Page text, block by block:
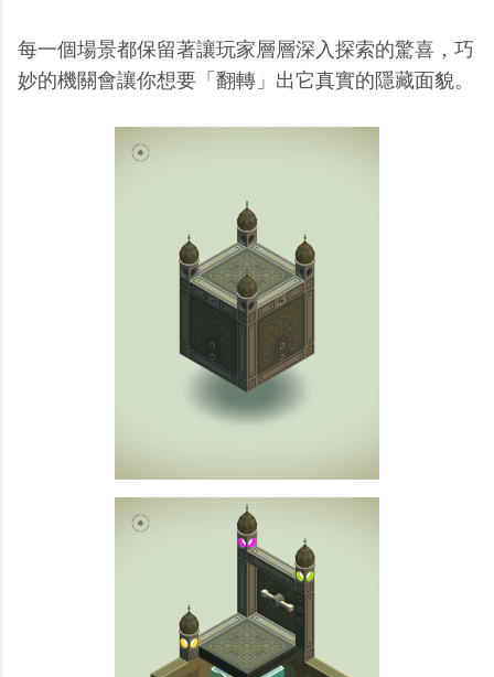
每一個場景都保留著讓玩家層層深入探索的驚喜，巧
妙的機關會讓你想要「翻轉」出它真實的隱藏面貌。